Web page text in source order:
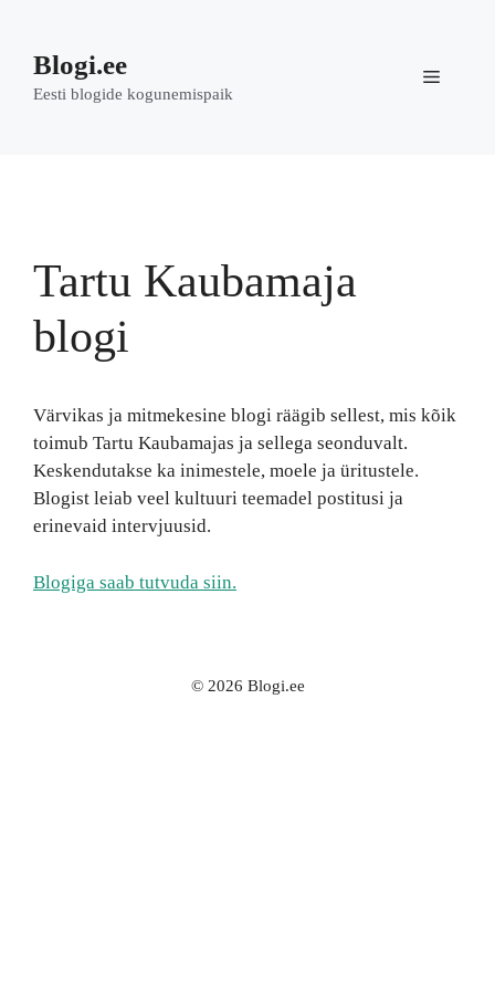
contentBlogi.ee
Eesti blogide kogunemispaik
Menu
Tartu Kaubamaja
blogi
Värvikas ja mitmekesine blogi räägib sellest, mis kõik
toimub Tartu Kaubamajas ja sellega seonduvalt.
Keskendutakse ka inimestele, moele ja üritustele.
Blogist leiab veel kultuuri teemadel postitusi ja
erinevaid intervjuusid.
Blogiga saab tutvuda siin.
© 2026 Blogi.ee